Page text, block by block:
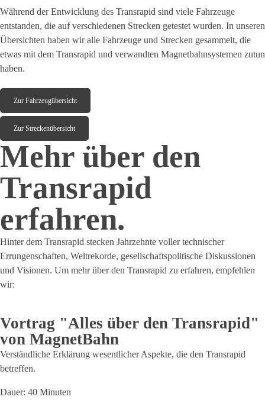
Während der Entwicklung des Transrapid sind viele Fahrzeuge
entstanden, die auf verschiedenen Strecken getestet wurden. In unseren
Übersichten haben wir alle Fahrzeuge und Strecken gesammelt, die
etwas mit dem Transrapid und verwandten Magnetbahnsystemen zutun
haben.
Zur Fahrzeugübersicht
Zur Streckenübersicht
Mehr über den
Transrapid
erfahren.
Hinter dem Transrapid stecken Jahrzehnte voller technischer
Errungenschaften, Weltrekorde, gesellschaftspolitische Diskussionen
und Visionen. Um mehr über den Transrapid zu erfahren, empfehlen
wir:
Vortrag "Alles über den Transrapid"
von MagnetBahn
Verständliche Erklärung wesentlicher Aspekte, die den Transrapid
betreffen.
Dauer: 40 Minuten